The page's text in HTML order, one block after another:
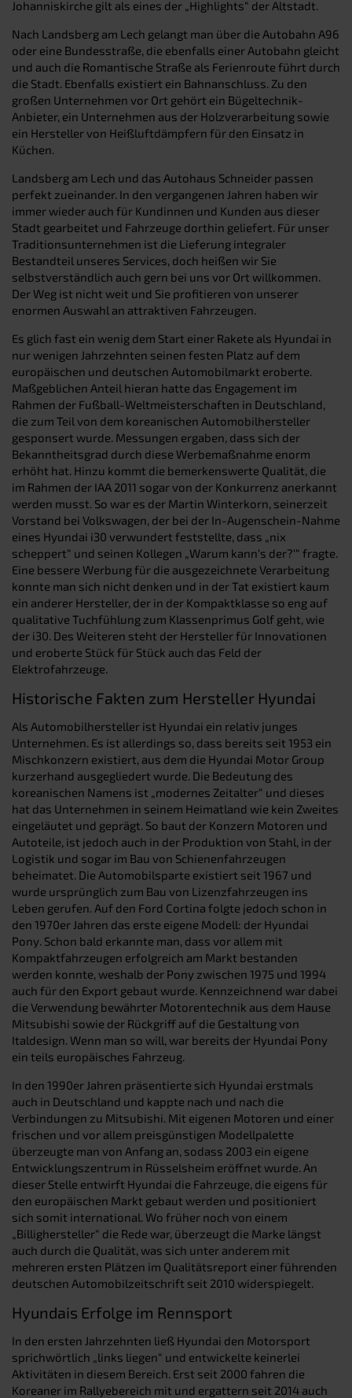
Johanniskirche gilt als eines der „Highlights“ der Altstadt.
Nach Landsberg am Lech gelangt man über die Autobahn A96
oder eine Bundesstraße, die ebenfalls einer Autobahn gleicht
und auch die Romantische Straße als Ferienroute führt durch
die Stadt. Ebenfalls existiert ein Bahnanschluss. Zu den
großen Unternehmen vor Ort gehört ein Bügeltechnik-
Anbieter, ein Unternehmen aus der Holzverarbeitung sowie
ein Hersteller von Heißluftdämpfern für den Einsatz in
Küchen.
Landsberg am Lech und das Autohaus Schneider passen
perfekt zueinander. In den vergangenen Jahren haben wir
immer wieder auch für Kundinnen und Kunden aus dieser
Stadt gearbeitet und Fahrzeuge dorthin geliefert. Für unser
Traditionsunternehmen ist die Lieferung integraler
Bestandteil unseres Services, doch heißen wir Sie
selbstverständlich auch gern bei uns vor Ort willkommen.
Der Weg ist nicht weit und Sie profitieren von unserer
enormen Auswahl an attraktiven Fahrzeugen.
Es glich fast ein wenig dem Start einer Rakete als Hyundai in
nur wenigen Jahrzehnten seinen festen Platz auf dem
europäischen und deutschen Automobilmarkt eroberte.
Maßgeblichen Anteil hieran hatte das Engagement im
Rahmen der Fußball-Weltmeisterschaften in Deutschland,
die zum Teil von dem koreanischen Automobilhersteller
gesponsert wurde. Messungen ergaben, dass sich der
Bekanntheitsgrad durch diese Werbemaßnahme enorm
erhöht hat. Hinzu kommt die bemerkenswerte Qualität, die
im Rahmen der IAA 2011 sogar von der Konkurrenz anerkannt
werden musst. So war es der Martin Winterkorn, seinerzeit
Vorstand bei Volkswagen, der bei der In-Augenschein-Nahme
eines Hyundai i30 verwundert feststellte, dass „nix
scheppert“ und seinen Kollegen „Warum kann‘s der?‘“ fragte.
Eine bessere Werbung für die ausgezeichnete Verarbeitung
konnte man sich nicht denken und in der Tat existiert kaum
ein anderer Hersteller, der in der Kompaktklasse so eng auf
qualitative Tuchfühlung zum Klassenprimus Golf geht, wie
der i30. Des Weiteren steht der Hersteller für Innovationen
und eroberte Stück für Stück auch das Feld der
Elektrofahrzeuge.
Historische Fakten zum Hersteller Hyundai
Als Automobilhersteller ist Hyundai ein relativ junges
Unternehmen. Es ist allerdings so, dass bereits seit 1953 ein
Mischkonzern existiert, aus dem die Hyundai Motor Group
kurzerhand ausgegliedert wurde. Die Bedeutung des
koreanischen Namens ist „modernes Zeitalter“ und dieses
hat das Unternehmen in seinem Heimatland wie kein Zweites
eingeläutet und geprägt. So baut der Konzern Motoren und
Autoteile, ist jedoch auch in der Produktion von Stahl, in der
Logistik und sogar im Bau von Schienenfahrzeugen
beheimatet. Die Automobilsparte existiert seit 1967 und
wurde ursprünglich zum Bau von Lizenzfahrzeugen ins
Leben gerufen. Auf den Ford Cortina folgte jedoch schon in
den 1970er Jahren das erste eigene Modell: der Hyundai
Pony. Schon bald erkannte man, dass vor allem mit
Kompaktfahrzeugen erfolgreich am Markt bestanden
werden konnte, weshalb der Pony zwischen 1975 und 1994
auch für den Export gebaut wurde. Kennzeichnend war dabei
die Verwendung bewährter Motorentechnik aus dem Hause
Mitsubishi sowie der Rückgriff auf die Gestaltung von
Italdesign. Wenn man so will, war bereits der Hyundai Pony
ein teils europäisches Fahrzeug.
In den 1990er Jahren präsentierte sich Hyundai erstmals
auch in Deutschland und kappte nach und nach die
Verbindungen zu Mitsubishi. Mit eigenen Motoren und einer
frischen und vor allem preisgünstigen Modellpalette
überzeugte man von Anfang an, sodass 2003 ein eigene
Entwicklungszentrum in Rüsselsheim eröffnet wurde. An
dieser Stelle entwirft Hyundai die Fahrzeuge, die eigens für
den europäischen Markt gebaut werden und positioniert
sich somit international. Wo früher noch von einem
„Billighersteller“ die Rede war, überzeugt die Marke längst
auch durch die Qualität, was sich unter anderem mit
mehreren ersten Plätzen im Qualitätsreport einer führenden
deutschen Automobilzeitschrift seit 2010 widerspiegelt.
Hyundais Erfolge im Rennsport
In den ersten Jahrzehnten ließ Hyundai den Motorsport
sprichwörtlich „links liegen“ und entwickelte keinerlei
Aktivitäten in diesem Bereich. Erst seit 2000 fahren die
Koreaner im Rallyebereich mit und ergattern seit 2014 auch